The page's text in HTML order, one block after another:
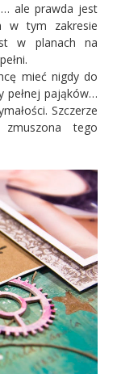
ale prawda jest
w tym zakresie
w planach na
mieć nigdy do
pełnej pająków…
Szczerze
tego